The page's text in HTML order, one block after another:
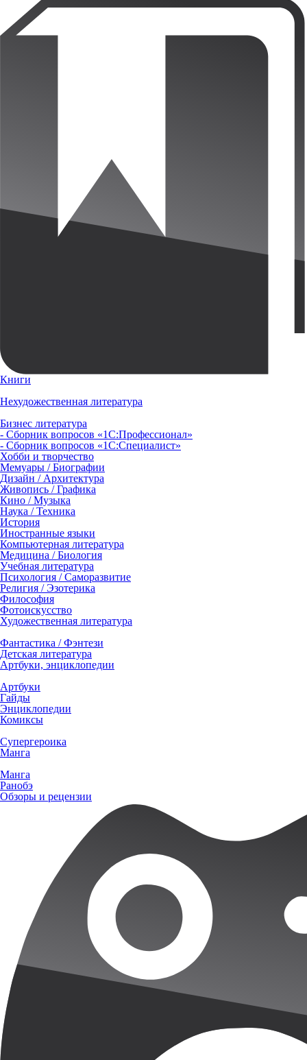
Книги
Нехудожественная литература
Бизнес литература
- Сборник вопросов «1С:Профессионал»
- Сборник вопросов «1С:Специалист»
Хобби и творчество
Мемуары / Биографии
Дизайн / Архитектура
Живопись / Графика
Кино / Музыка
Наука / Техника
История
Иностранные языки
Компьютерная литература
Медицина / Биология
Учебная литература
Психология / Саморазвитие
Религия / Эзотерика
Философия
Фотоискусство
Художественная литература
Фантастика / Фэнтези
Детская литература
Артбуки, энциклопедии
Артбуки
Гайды
Энциклопедии
Комиксы
Супергероика
Манга
Манга
Ранобэ
Обзоры и рецензии